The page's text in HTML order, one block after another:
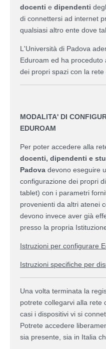
docenti e dipendenti
di connettersi ad internet
qualsiasi altro ente dove
L'Università di Padova
Eduroam ed ha proceduto
dei propri spazi con la rete
MODALITA' DI
EDUROAM
Per poter accedere alla
docenti, dipendenti e
Padova devono eseguire
configurazione dei propri
tablet) con i parametri
provenienti da altri atenei
devono invece aver già
presso la propria
Istruzioni per configurare
Istruzioni specifiche per
Una volta terminata la
potrete collegarvi alla rete
casi i dispositivi vi si
Potrete accedere
sia presente, sia in Italia